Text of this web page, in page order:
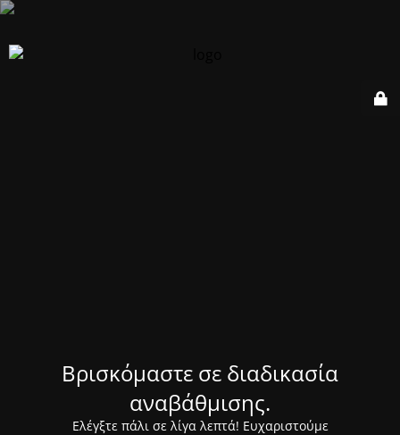
Βρισκόμαστε σε διαδικασία
αναβάθμισης.
Ελέγξτε πάλι σε λίγα λεπτά! Ευχαριστούμε